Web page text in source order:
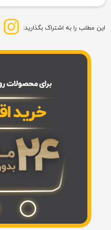
این مطلب را به اشتراک بگذارید: